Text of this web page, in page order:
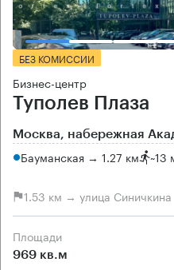
БЕЗ КОМИССИИ
Бизнес-центр
Туполев Плаза
Москва, набережная
Бауманская → 1.27 км ~13
1.53 км → улица Синичкина
Площади
969 кв.м